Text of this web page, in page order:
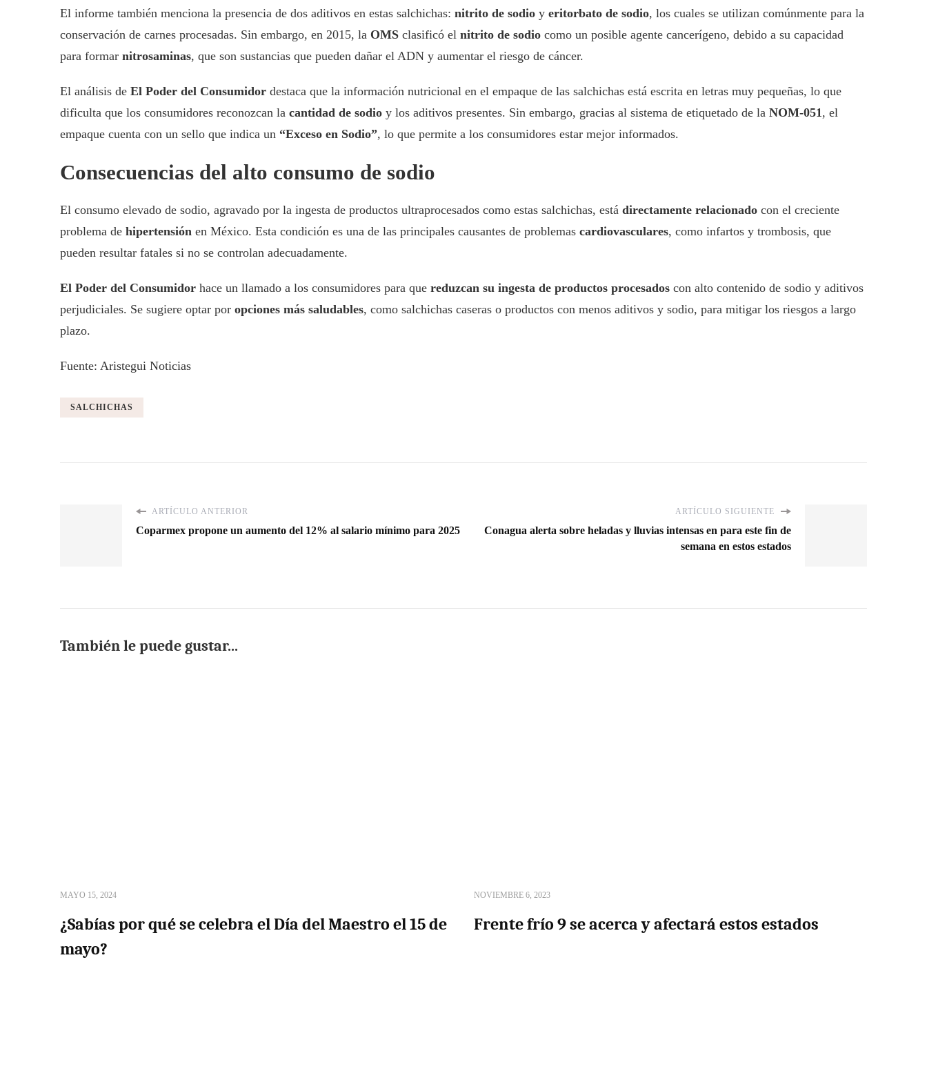
El informe también menciona la presencia de dos aditivos en estas salchichas: nitrito de sodio y eritorbato de sodio, los cuales se utilizan comúnmente para la
conservación de carnes procesadas. Sin embargo, en 2015, la OMS clasificó el nitrito de sodio como un posible agente cancerígeno, debido a su capacidad
para formar nitrosaminas, que son sustancias que pueden dañar el ADN y aumentar el riesgo de cáncer.
El análisis de El Poder del Consumidor destaca que la información nutricional en el empaque de las salchichas está escrita en letras muy pequeñas, lo que
dificulta que los consumidores reconozcan la cantidad de sodio y los aditivos presentes. Sin embargo, gracias al sistema de etiquetado de la NOM-051 , el
empaque cuenta con un sello que indica un “Exceso en Sodio”, lo que permite a los consumidores estar mejor informados.
Consecuencias del alto consumo de sodio
El consumo elevado de sodio, agravado por la ingesta de productos ultraprocesados como estas salchichas, está directamente relacionado con el creciente
problema de hipertensión en México. Esta condición es una de las principales causantes de problemas cardiovasculares, como infartos y trombosis, que
pueden resultar fatales si no se controlan adecuadamente.
El Poder del Consumidor hace un llamado a los consumidores para que reduzcan su ingesta de productos procesados con alto contenido de sodio y aditivos
perjudiciales. Se sugiere optar por opciones más saludables, como salchichas caseras o productos con menos aditivos y sodio, para mitigar los riesgos a largo
plazo.
Fuente: Aristegui Noticias
SALCHICHAS
ARTÍCULO ANTERIOR
Coparmex propone un aumento del 12% al salario mínimo para 2025
ARTÍCULO SIGUIENTE
Conagua alerta sobre heladas y lluvias intensas en para este fin de
semana en estos estados
También le puede gustar...
MAYO 15, 2024
¿Sabías por qué se celebra el Día del Maestro el 15 de
mayo?
NOVIEMBRE 6, 2023
Frente frío 9 se acerca y afectará estos estados